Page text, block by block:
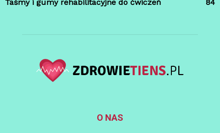
Taśmy i gumy rehabilitacyjne do ćwiczeń
84
O NAS